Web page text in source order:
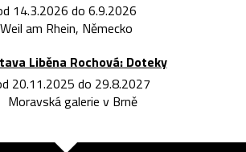
14.3.2026 do 6.9.2026
Weil am Rhein, Německo
Liběna Rochová: Doteky
20.11.2025 do 29.8.2027
Moravská galerie v Brně